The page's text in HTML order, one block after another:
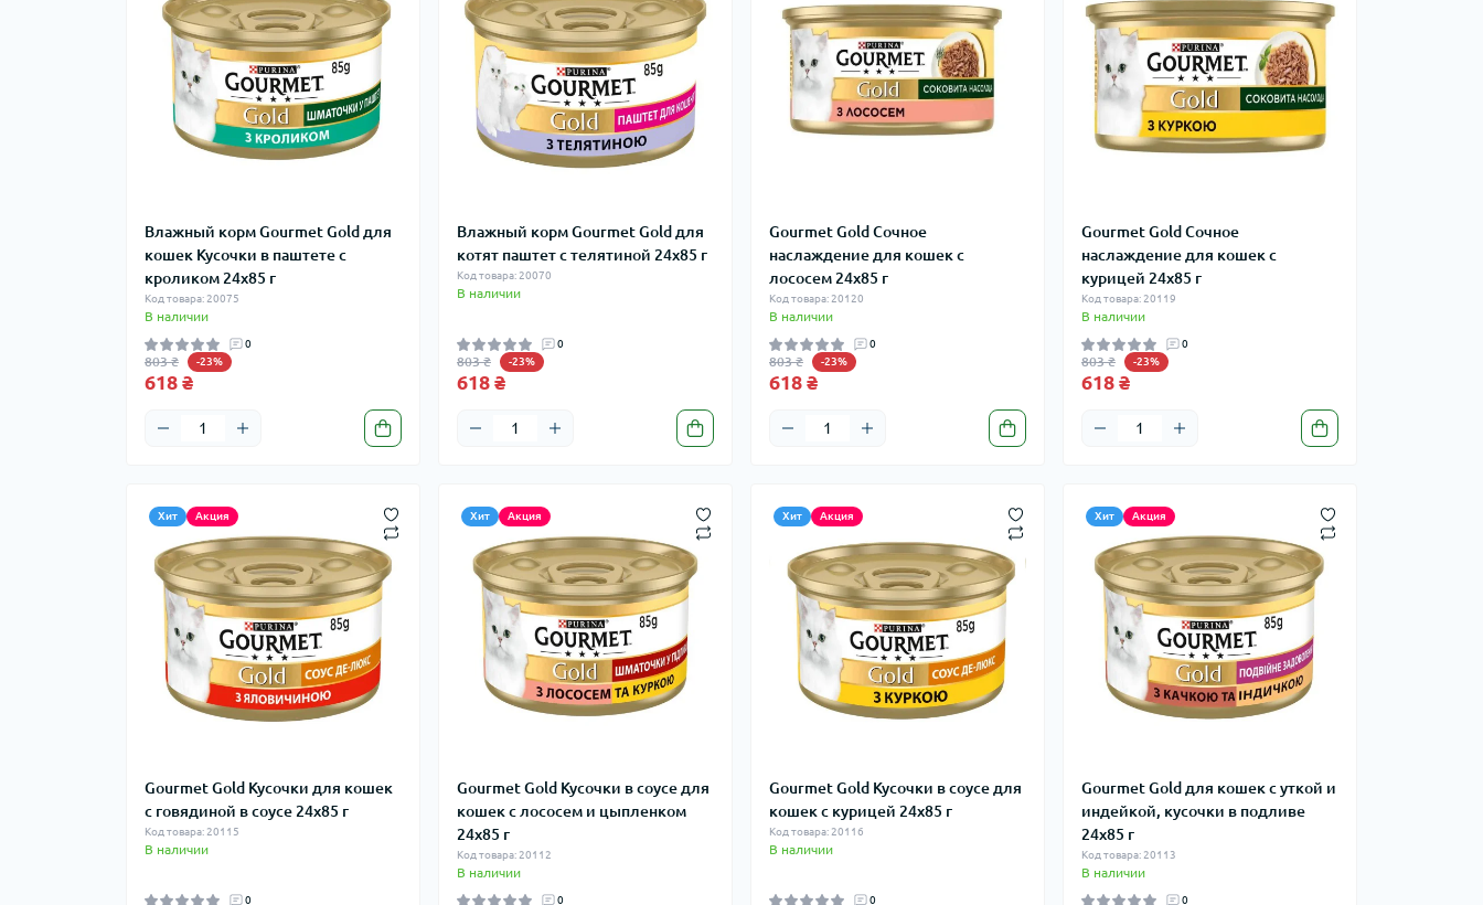
Влажный корм Gourmet Gold для
кошек Кусочки в паштете с
кроликом 24x85 г
Код товара: 20075
В наличии
0
803 ₴ -23%
618 ₴
Влажный корм Gourmet Gold для
котят паштет с телятиной 24x85 г
Код товара: 20070
В наличии
0
803 ₴ -23%
618 ₴
Gourmet Gold Сочное
наслаждение для кошек с
лососем 24x85 г
Код товара: 20120
В наличии
0
803 ₴ -23%
618 ₴
Gourmet Gold Сочное
наслаждение для кошек с
курицей 24x85 г
Код товара: 20119
В наличии
0
803 ₴ -23%
618 ₴
Хит Акция
Gourmet Gold Кусочки для кошек
с говядиной в соусе 24x85 г
Код товара: 20115
В наличии
0
Хит Акция
Gourmet Gold Кусочки в соусе для
кошек с лососем и цыпленком
24x85 г
Код товара: 20112
В наличии
0
Хит Акция
Gourmet Gold Кусочки в соусе для
кошек с курицей 24x85 г
Код товара: 20116
В наличии
0
Хит Акция
Gourmet Gold для кошек с уткой и
индейкой, кусочки в подливе
24x85 г
Код товара: 20113
В наличии
0